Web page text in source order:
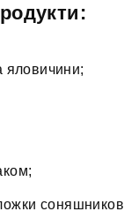
яловичини;